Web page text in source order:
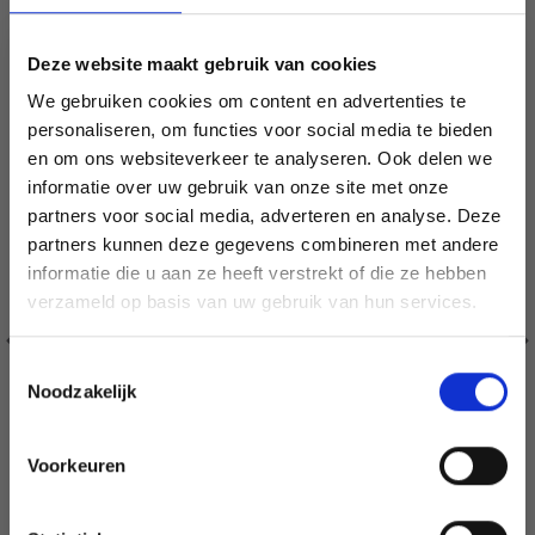
Deze website maakt gebruik van cookies
We gebruiken cookies om content en advertenties te
personaliseren, om functies voor social media te bieden
en om ons websiteverkeer te analyseren. Ook delen we
informatie over uw gebruik van onze site met onze
partners voor social media, adverteren en analyse. Deze
partners kunnen deze gegevens combineren met andere
informatie die u aan ze heeft verstrekt of die ze hebben
verzameld op basis van uw gebruik van hun services.
Noodzakelijk
Voorkeuren
Économisez jusqu'à 50 %
Soyez le premier à connaître nos soldes et